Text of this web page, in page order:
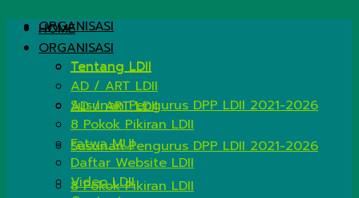
ORGANISASI
Tentang LDII
AD / ART LDII
Susunan Pengurus DPP LDII 2021-2026
8 Pokok Pikiran LDII
HOME
ORGANISASI
Tentang LDII
AD / ART LDII
Susunan Pengurus DPP LDII 2021-2026
8 Pokok Pikiran LDII
Fatwa MUI
Daftar Website LDII
Video LDII